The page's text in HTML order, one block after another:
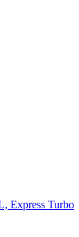
Express Turbo